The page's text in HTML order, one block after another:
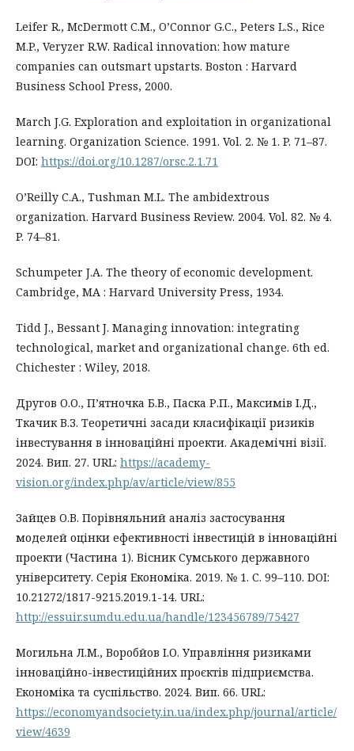
Leifer R., McDermott C.M., O’Connor G.C., Peters L.S., Rice
M.P., Veryzer R.W. Radical innovation: how mature
companies can outsmart upstarts. Boston : Harvard
Business School Press, 2000.
March J.G. Exploration and exploitation in organizational
learning. Organization Science. 1991. Vol. 2. № 1. P. 71–87.
DOI: https://doi.org/10.1287/orsc.2.1.71
O’Reilly C.A., Tushman M.L. The ambidextrous
organization. Harvard Business Review. 2004. Vol. 82. № 4.
P. 74–81.
Schumpeter J.A. The theory of economic development.
Cambridge, MA : Harvard University Press, 1934.
Tidd J., Bessant J. Managing innovation: integrating
technological, market and organizational change. 6th ed.
Chichester : Wiley, 2018.
Другов О.О., П’ятночка Б.В., Паска Р.П., Максимів І.Д.,
Ткачик В.З. Теоретичні засади класифікації ризиків
інвестування в інноваційні проекти. Академічні візії.
2024. Вип. 27. URL: https://academy-
vision.org/index.php/av/article/view/855
Зайцев О.В. Порівняльний аналіз застосування
моделей оцінки ефективності інвестицій в інноваційні
проекти (Частина 1). Вісник Сумського державного
університету. Серія Економіка. 2019. № 1. С. 99–110. DOI:
10.21272/1817-9215.2019.1-14. URL:
http://essuir.sumdu.edu.ua/handle/123456789/75427
Могильна Л.М., Воробйов І.О. Управління ризиками
інноваційно-інвестиційних проєктів підприємства.
Економіка та суспільство. 2024. Вип. 66. URL:
https://economyandsociety.in.ua/index.php/journal/article/
view/4639